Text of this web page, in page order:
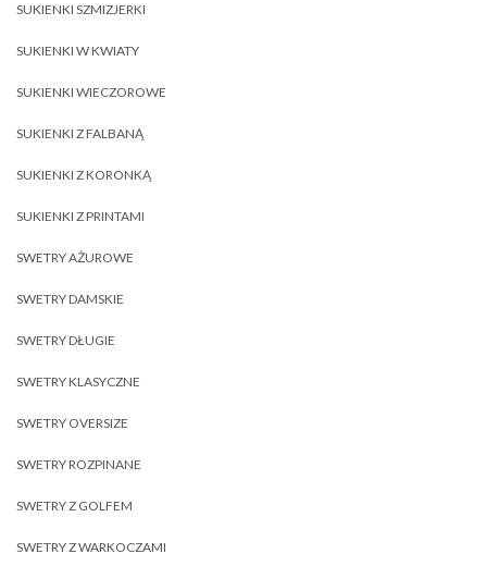
SUKIENKI SZMIZJERKI
SUKIENKI W KWIATY
SUKIENKI WIECZOROWE
SUKIENKI Z FALBANĄ
SUKIENKI Z KORONKĄ
SUKIENKI Z PRINTAMI
SWETRY AŻUROWE
SWETRY DAMSKIE
SWETRY DŁUGIE
SWETRY KLASYCZNE
SWETRY OVERSIZE
SWETRY ROZPINANE
SWETRY Z GOLFEM
SWETRY Z WARKOCZAMI